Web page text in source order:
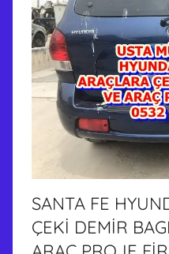
SANTA FE
ÇEKİ DEMİR